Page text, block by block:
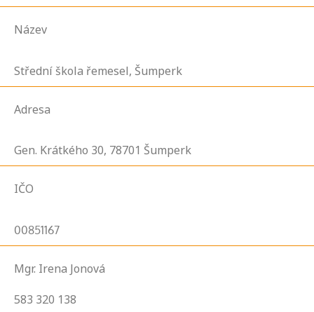
Název
Střední škola řemesel, Šumperk
Adresa
Gen. Krátkého 30, 78701 Šumperk
IČO
00851167
Mgr. Irena Jonová
583 320 138